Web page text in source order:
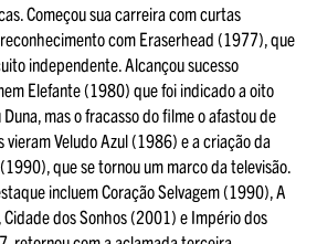
Começou sua carreira com curtas
com Eraserhead (1977), que
independente. Alcançou sucesso
Elefante (1980) que foi indicado a oito
mas o fracasso do filme o afastou de
vieram Veludo Azul (1986) e a criação da
que se tornou um marco da televisão.
incluem Coração Selvagem (1990), A
dos Sonhos (2001) e Império dos